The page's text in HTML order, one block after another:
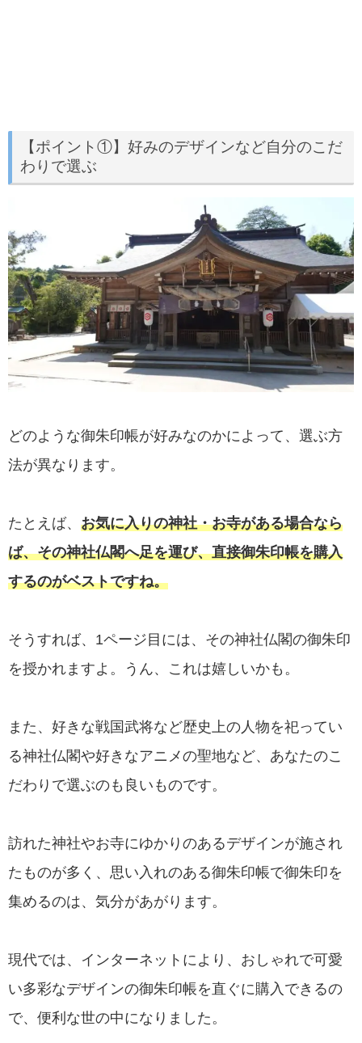
【ポイント①】好みのデザインなど自分のこだ
わりで選ぶ
どのような御朱印帳が好みなのかによって、選ぶ方
法が異なります。
たとえば、 お気に入りの神社・お寺がある場合なら
ば、その神社仏閣へ足を運び、直接御朱印帳を購入
するのがベストですね。
そうすれば、1ページ目には、その神社仏閣の御朱印
を授かれますよ。うん、これは嬉しいかも。
また、好きな戦国武将など歴史上の人物を祀ってい
る神社仏閣や好きなアニメの聖地など、あなたのこ
だわりで選ぶのも良いものです。
訪れた神社やお寺にゆかりのあるデザインが施され
たものが多く、思い入れのある御朱印帳で御朱印を
集めるのは、気分があがります。
現代では、インターネットにより、おしゃれで可愛
い多彩なデザインの御朱印帳を直ぐに購入できるの
で、便利な世の中になりました。